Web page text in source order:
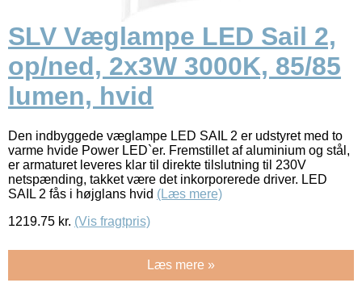
SLV Væglampe LED Sail 2,
op/ned, 2x3W 3000K, 85/85
lumen, hvid
Den indbyggede væglampe LED SAIL 2 er udstyret med to
varme hvide Power LED`er. Fremstillet af aluminium og stål,
er armaturet leveres klar til direkte tilslutning til 230V
netspænding, takket være det inkorporerede driver. LED
SAIL 2 fås i højglans hvid (Læs mere)
1219.75 kr. (Vis fragtpris)
Læs mere »